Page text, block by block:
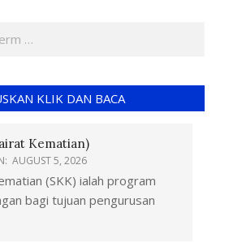
KLIK DAN BACA
Kematian)
AUGUST 5, 2026
(SKK) ialah program
bagi tujuan pengurusan